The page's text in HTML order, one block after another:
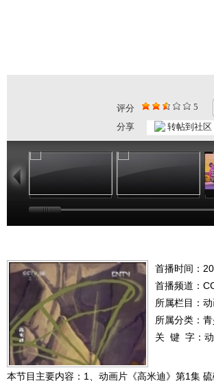
评分 5
分享
转帖到社区
10:48
果宝特攻2...
18:24
首播时间：
首播频道：
所属栏目：
所属分类：青
关 键 字：
本节目主要内容：1、动画片《高米迪》第1集